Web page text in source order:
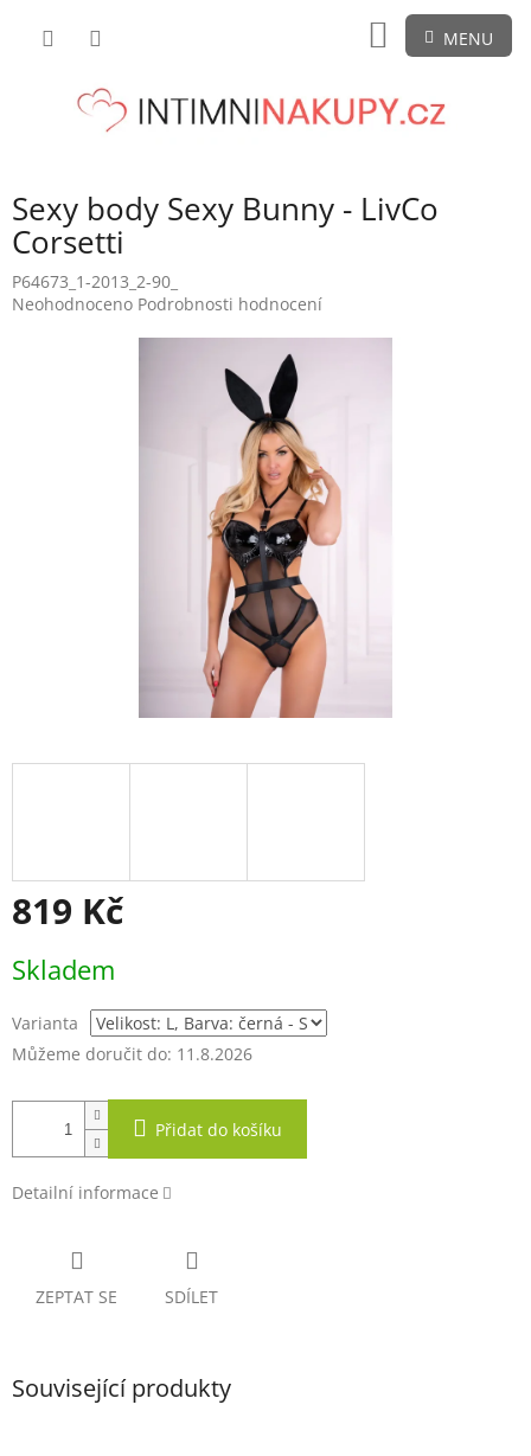
NÁKUPNÍ
KOŠÍK
Sexy body Sexy Bunny - LivCo
Corsetti
P64673_1-2013_2-90_
Průměrné
Neohodnoceno Podrobnosti hodnocení
819 Kč
cena:
Skladem
Varianta
Můžeme doručit do: 11.8.2026
Přidat do košíku
Detailní informace
ZEPTAT SE SDÍLET
Související produkty